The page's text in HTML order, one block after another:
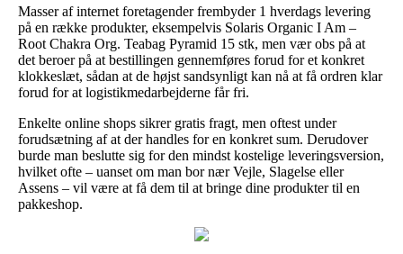
Masser af internet foretagender frembyder 1 hverdags levering
på en række produkter, eksempelvis Solaris Organic I Am –
Root Chakra Org. Teabag Pyramid 15 stk, men vær obs på at
det beroer på at bestillingen gennemføres forud for et konkret
klokkeslæt, sådan at de højst sandsynligt kan nå at få ordren klar
forud for at logistikmedarbejderne får fri.
Enkelte online shops sikrer gratis fragt, men oftest under
forudsætning af at der handles for en konkret sum. Derudover
burde man beslutte sig for den mindst kostelige leveringsversion,
hvilket ofte – uanset om man bor nær Vejle, Slagelse eller
Assens – vil være at få dem til at bringe dine produkter til en
pakkeshop.